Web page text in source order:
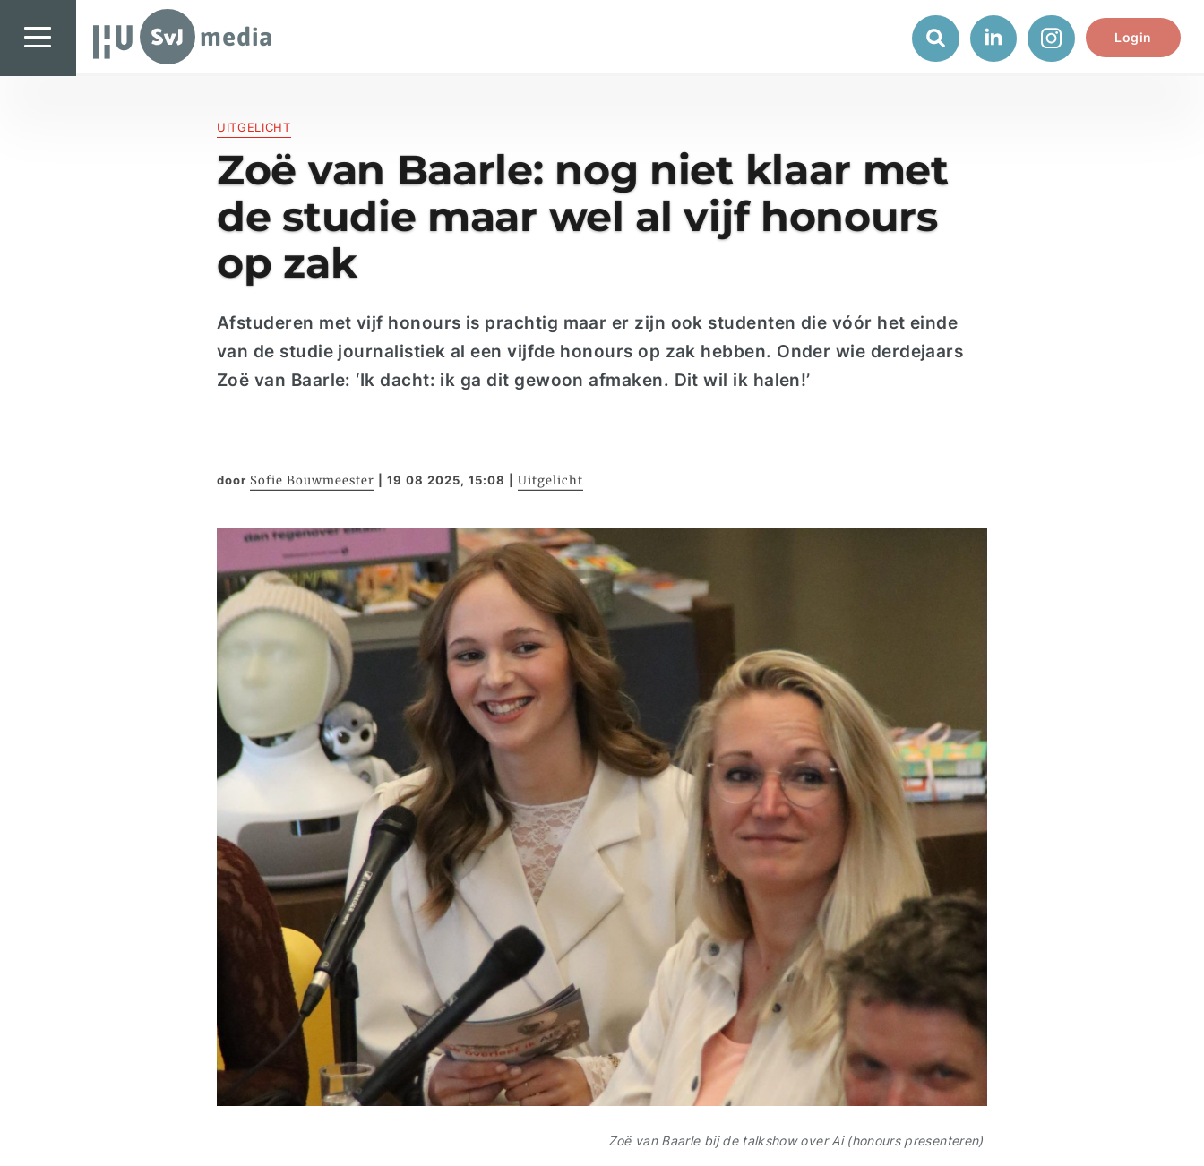
SvJ media Login
UITGELICHT
Zoë van Baarle: nog niet klaar met
de studie maar wel al vijf honours
op zak
Afstuderen met vijf honours is prachtig maar er zijn ook studenten die vóór het einde
van de studie journalistiek al een vijfde honours op zak hebben. Onder wie derdejaars
Zoë van Baarle: ‘Ik dacht: ik ga dit gewoon afmaken. Dit wil ik halen!’
door Sofie Bouwmeester 19 08 2025, 15:08 Uitgelicht
Zoë van Baarle bij de talkshow over Ai (honours presenteren)
Specials & International
In de praktijk
Freelancebureau
Introductiefestival
Agenda & Vacatures